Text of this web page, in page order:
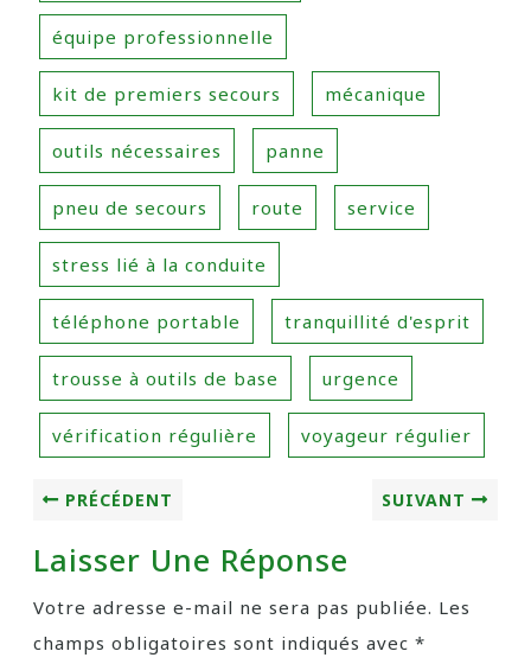
équipe professionnelle
kit de premiers secours mécanique
outils nécessaires panne
pneu de secours route service
stress lié à la conduite
téléphone portable tranquillité d'esprit
trousse à outils de base urgence
vérification régulière voyageur régulier
PRÉCÉDENT SUIVANT
Laisser Une Réponse
Votre adresse e-mail ne sera pas publiée. Les
champs obligatoires sont indiqués avec *